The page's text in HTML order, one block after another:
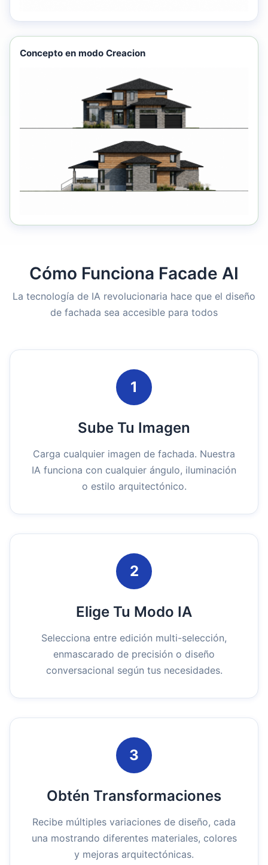
Concepto en modo Creacion
Cómo Funciona Facade AI
La tecnología de IA revolucionaria hace que el diseño
de fachada sea accesible para todos
1
Sube Tu Imagen
Carga cualquier imagen de fachada. Nuestra
IA funciona con cualquier ángulo, iluminación
o estilo arquitectónico.
2
Elige Tu Modo IA
Selecciona entre edición multi-selección,
enmascarado de precisión o diseño
conversacional según tus necesidades.
3
Obtén Transformaciones
Recibe múltiples variaciones de diseño, cada
una mostrando diferentes materiales, colores
y mejoras arquitectónicas.